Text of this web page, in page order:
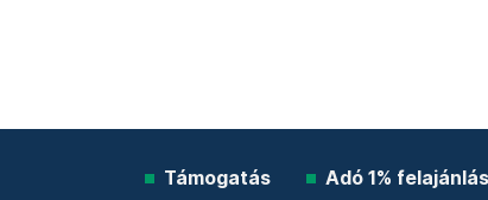
Támogatás Adó 1% felajánlás